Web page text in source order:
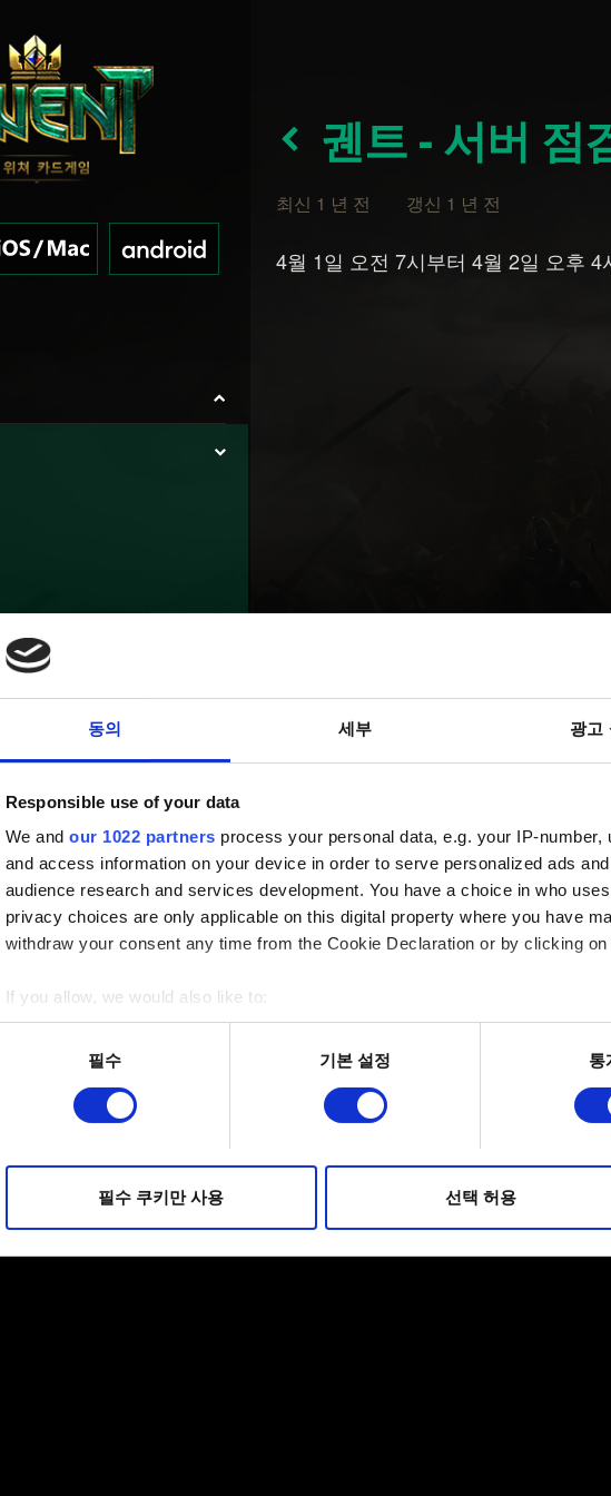
동의 세부 광고
Responsible use of your data
We and our 1022 partners process your personal data, e.g. your IP-
and access information on your device in order to serve personalized ads
audience research and services development. You have a choice in who
privacy choices are only applicable on this digital property where you have
withdraw your consent any time from the Cookie Declaration or by clicking
If you allow, we would also like to:
Collect information about your geographical location which can be
Identify your device by actively scanning it for specific characteristics
Find out more about how your personal data is processed and set your
피드백을 제공하여 사용자의 웹사이트 이용 환경을 개선하기 위해 사용됩니다
소통할 경우, 사용자의 선호도를 파악하기 위해 쿠키의 일부를 저희 파트너와
필수 기본 설정 통
필수 쿠키만 사용 선택 허용
궨트 - 서버
최신 1 년 전 갱신 1 년 전
4월 1일 오전 7시부터 4월 2일 오후